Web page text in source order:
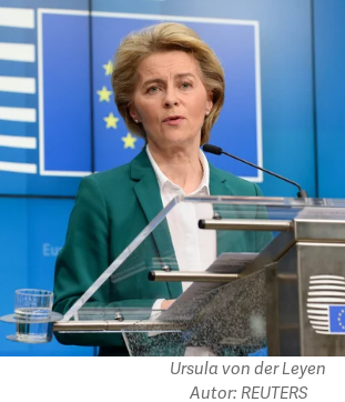
Ursula von der Leyen
Autor: REUTERS